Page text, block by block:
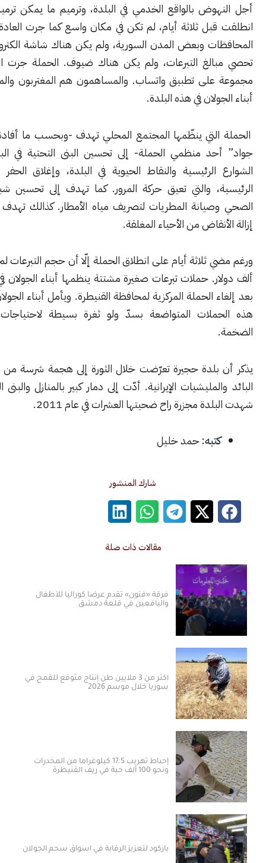
بالواقع الخدمي في البلدة، وترميم ما يمكن ترميمه. الحملة
ثلاثة أيام، لم تكن في مكان واسع كما جرت العادة في حملات
وبعض المدن السورية، ولم يكن هناك شاشة الكترونية عملاقة
التبرعات، ولم يكن هناك ضيوف. الحملة جرت افتراضياً عبر
على تطبيق واتساب. والمساهمون هم المغتربون والمقيمون من
في هذه البلدة.
ينظّمها المجتمع المحلي تهدف -وبحسب ما أفادنا “علي أبو
منظمي الحملة- إلى تحسين البنى التحتية في البلدة، وإنارة
الرئيسية والنقاط الحيوية في البلدة، وإغلاق الحفر في الشوارع
والتي تعيق حركة المرور. كما تهدف إلى تحسين شبكة الصرف
المطريات لتصريف مياه الأمطار. كذالك تهدف الحملة إلى
من الأحياء المغلقة.
ورغم مضي ثلاثة أيام على انطلاق الحملة إلّا أن حجم التبرعات لم يتجاوز 30
حملات تبرعات صغيرة مشتتة ينظمها أبناء الجولان في تجمّعاتهم
الحملة المركزية لمحافظة القنيطرة. ويأمل أبناء الجولان من خلال
المتواضعة بسدّ ولو ثغرة بسيطة لاحتياجات تجمعاتهم
بلدة حجيرة تعرّضت خلال الثورة إلى هجمة شرسة من قِبل النظام
الإيرانية. أدّت إلى دمار كبير بالمنازل والبنى التحتية. كما
مجزرة راح ضحيتها العشرات في عام 2011.
حمد خليل
شارك المنشور
مقالات ذات صلة
فرقة «فنون» تقدم عرضاً كورالياً للأطفال
واليافعين في قلعة دمشق
أكثر من 3 ملايين طن إنتاج متوقع للقمح في
سوريا خلال موسم 2026
إحباط تهريب 17.5 كيلوغراماً من المخدرات
ونحو 100 ألف حبة في ريف القنيطرة
باركود لتعزيز الرقابة في أسواق سحم الجولان